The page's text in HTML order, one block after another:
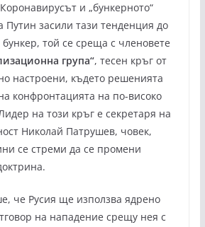
и „бункерното“
Путин засили тази тенденция до
той се среща с членовете
група“, тесен кръг от
настроени, където решенията
конфронтацията на по-високо
на този кръг е секретаря на
Николай Патрушев, човек,
се стреми да се промени
че Русия ще използва ядрено
на нападение срещу нея с